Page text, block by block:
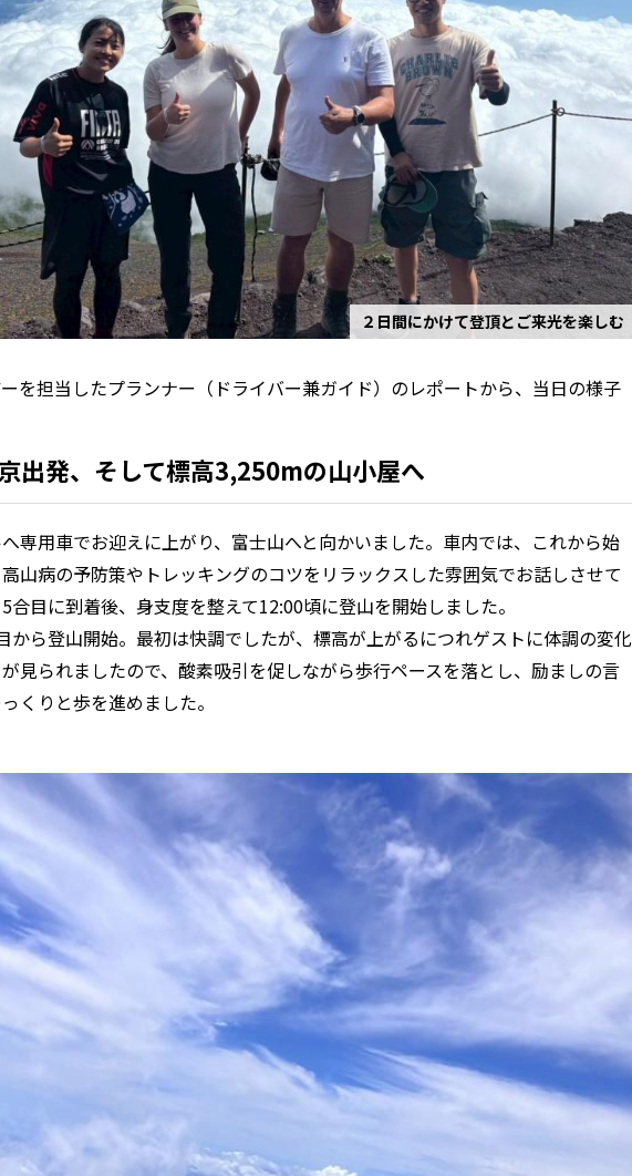
２日間にかけて登頂とご来光を楽しむ
を担当したプランナー（ドライバー兼ガイド）のレポートから、当日の様子
出発、そして標高3,250mの山小屋へ
専用車でお迎えに上がり、富士山へと向かいました。車内では、これから始
山病の予防策やトレッキングのコツをリラックスした雰囲気でお話しさせて
合目に到着後、身支度を整えて12:00頃に登山を開始しました。
から登山開始。最初は快調でしたが、標高が上がるにつれゲストに体調の変化
見られましたので、酸素吸引を促しながら歩行ペースを落とし、励ましの言
くりと歩を進めました。